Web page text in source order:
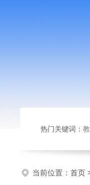
热门关键词：
当前位置： 首页